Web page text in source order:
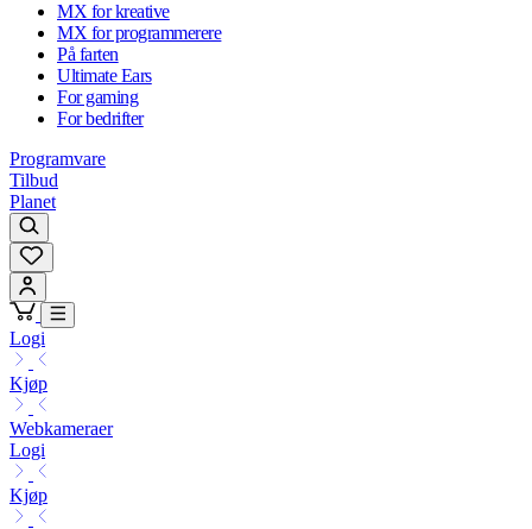
MX for kreative
MX for programmerere
På farten
Ultimate Ears
For gaming
For bedrifter
Programvare
Tilbud
Planet
Logi
Kjøp
Webkameraer
Logi
Kjøp